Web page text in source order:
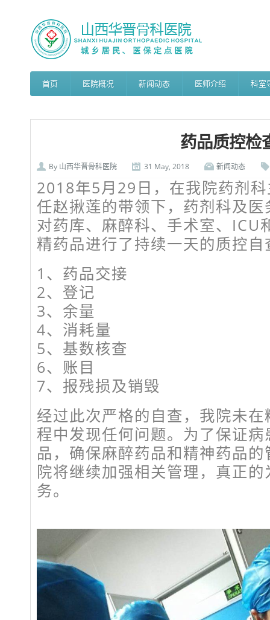
首页 医院概况 新闻动态 医师介绍 科室
药品质控检
By 山西华晋骨科医院 31 May, 2018 新闻动态
2018年5月29日，在我院药剂
任赵揪莲的带领下，药剂科及
对药库、麻醉科、手术室、ICU
精药品进行了持续一天的质控
1、药品交接
2、登记
3、余量
4、消耗量
5、基数核查
6、账目
7、报残损及销毁
经过此次严格的自查，我院未
程中发现任何问题。为了保证
品，确保麻醉药品和精神药品
院将继续加强相关管理，真正
务。